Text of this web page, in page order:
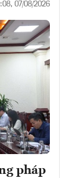
07/08/2026
pháp